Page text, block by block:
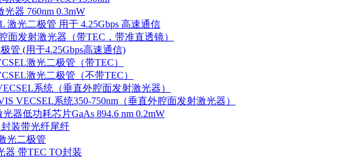
器 760nm 0.3mW
激光二极管 用于 4.25Gbps 高速通信
面发射激光器（带TEC，带准直透镜）
管 (用于4.25Gbps高速通信)
激光二极管（带TEC）
激光二极管（不带TEC）
系统（垂直外腔面发射激光器）
VECSEL系统350-750nm（垂直外腔面发射激光器）
器低功耗芯片GaAs 894.6 nm 0.2mW
封装带光纤尾纤
光二极管
器 带TEC TO封装